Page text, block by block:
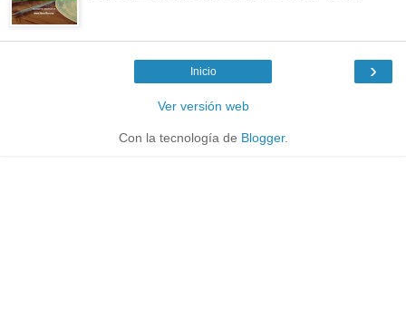
›
Inicio
Ver versión web
Con la tecnología de Blogger.